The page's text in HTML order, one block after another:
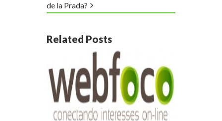
de la Prada?
Related Posts